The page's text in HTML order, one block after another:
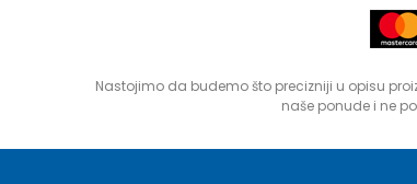
Nastojimo da budemo što precizniji u opisu
naše ponude i ne